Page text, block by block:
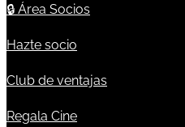
🔒 Área Socios
Hazte socio
Club de ventajas
Regala Cine